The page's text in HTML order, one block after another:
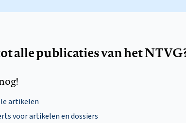
alle publicaties van het
artikelen
voor artikelen en dossiers